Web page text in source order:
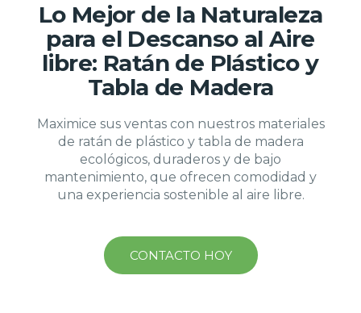
Lo Mejor de la Naturaleza
para el Descanso al Aire
libre: Ratán de Plástico y
Tabla de Madera
Maximice sus ventas con nuestros materiales
de ratán de plástico y tabla de madera
ecológicos, duraderos y de bajo
mantenimiento, que ofrecen comodidad y
una experiencia sostenible al aire libre.
CONTACTO HOY